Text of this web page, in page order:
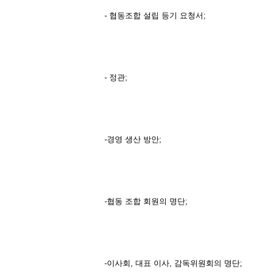
- 협동조합 설립 등기 요청서;
- 정관;
-경영 생산 방안;
-협동 조합 회원의 명단;
-이사회, 대표 이사, 감독위원회의 명단;